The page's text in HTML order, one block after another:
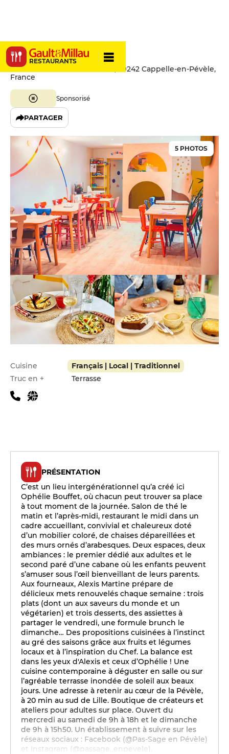
RESTAURANTS
Pas-Sage
65 Rue du Général de Gaulle, 59242 Cappelle-en-Pévèle,
France
Sponsorisé
PARTAGER
5 PHOTOS
Infos pratiques
Cuisine
Français | Local | Traditionnel
Truc en +
Terrasse
PRÉSENTATION
C’est un lieu intergénérationnel qu’a créé ici
Ophélie Bouffet, où chacun peut trouver sa place
à tout moment de la journée. Salon de thé le
matin et l’après-midi, restaurant le midi dans un
cadre accueillant, convivial et chaleureux doté
d’un mobilier coloré, de chaises dépareillées et
des murs ornés d’arabesques. Deux espaces, deux
ambiances : le premier dédié aux adultes et le
second paré d’une cabane où les enfants peuvent
s’amuser sous l’œil bienveillant de leurs parents.
Aux fourneaux, Alexis Martine prépare de
délicieux mets renouvelés chaque semaine : trois
plats (dont un aux saveurs du monde et un
végétarien) et trois desserts, des assiettes à
partager le vendredi, une formule brunch le
dimanche… Des propositions cuisinées à l’instinct
au gré des saisons grâce aux fruits et légumes
locaux et à l’inspiration du Chef. La balance est
dans les yeux d'Alexis et ceux d’Ophélie ! Une
cuisine contemporaine à déguster en salle ou sur
l’agréable terrasse inondée de soleil aux beaux
jours. Une adresse à retenir au cœur de la Pévèle,
à 20 min au sud de Lille. Boutique de créateurs et
ateliers pour adultes sur place. Ouvert du
mercredi au samedi de 9h à 18h et le dimanche
de 9h à 15h50. Un établissement à suivre sur les
réseaux sociaux : Facebook (@Pas-Sage en Pévèle)
et Instagram (@passage_enpevele).